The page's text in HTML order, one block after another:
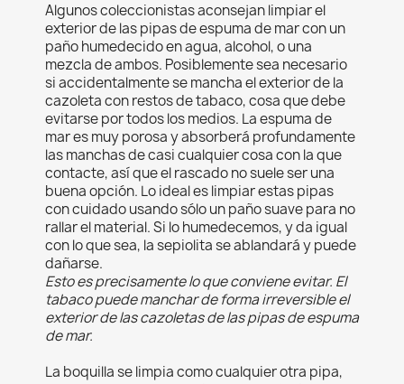
Algunos coleccionistas aconsejan limpiar el
exterior de las pipas de espuma de mar con un
paño humedecido en agua, alcohol, o una
mezcla de ambos. Posiblemente sea necesario
si accidentalmente se mancha el exterior de la
cazoleta con restos de tabaco, cosa que debe
evitarse por todos los medios. La espuma de
mar es muy porosa y absorberá profundamente
las manchas de casi cualquier cosa con la que
contacte, así que el rascado no suele ser una
buena opción. Lo ideal es limpiar estas pipas
con cuidado usando sólo un paño suave para no
rallar el material. Si lo humedecemos, y da igual
con lo que sea, la sepiolita se ablandará y puede
dañarse.
Esto es precisamente lo que conviene evitar. El
tabaco puede manchar de forma irreversible el
exterior de las cazoletas de las pipas de espuma
de mar.
La boquilla se limpia como cualquier otra pipa,